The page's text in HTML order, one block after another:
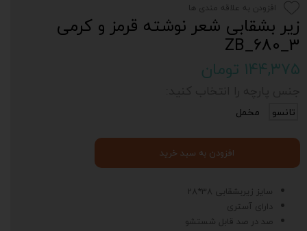
زیر بشقابی شعر نوشته قرمز و کرمی
3_680_ZB
۱۴۴,۳۷۵ تومان
سایز زیربشقابی 38*28
دارای آستری
صد در صد قابل شستشو
تانسو مخمل
افزودن به سبد خرید
افزودن به علاقه مندی ها